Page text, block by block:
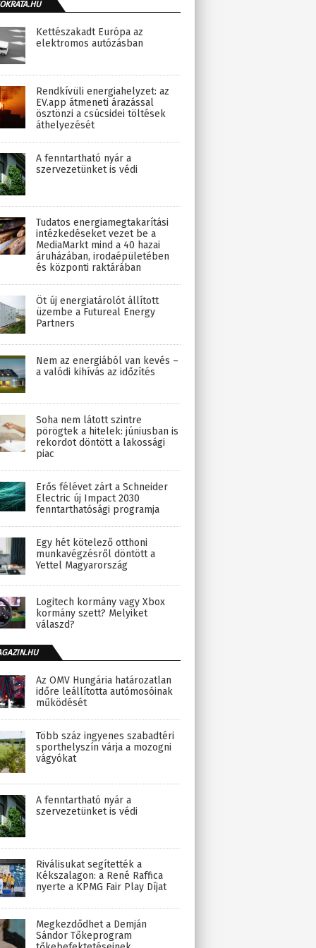
Kettészakadt Európa az
elektromos autózásban
Rendkívüli energiahelyzet: az
EV.app átmeneti árazással
ösztönzi a csúcsidei töltések
áthelyezését
A fenntartható nyár a
szervezetünket is védi
Tudatos energiamegtakarítási
intézkedéseket vezet be a
MediaMarkt mind a 40 hazai
áruházában, irodaépületében
és központi raktárában
Öt új energiatárolót állított
üzembe a Futureal Energy
Partners
Nem az energiából van kevés –
a valódi kihívás az időzítés
Soha nem látott szintre
pörögtek a hitelek: júniusban is
rekordot döntött a lakossági
piac
Erős félévet zárt a Schneider
Electric új Impact 2030
fenntarthatósági programja
Egy hét kötelező otthoni
munkavégzésről döntött a
Yettel Magyarország
Logitech kormány vagy Xbox
kormány szett? Melyiket
válaszd?
Az OMV Hungária határozatlan
időre leállította autómosóinak
működését
Több száz ingyenes szabadtéri
sporthelyszín várja a mozogni
vágyókat
A fenntartható nyár a
szervezetünket is védi
Riválisukat segítették a
Kékszalagon: a René Raffica
nyerte a KPMG Fair Play Díjat
Megkezdődhet a Demján
Sándor Tőkeprogram